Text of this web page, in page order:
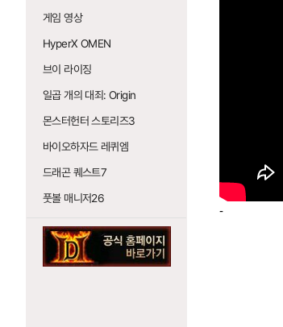
게임 영상
HyperX OMEN
브이 라이징
일곱 개의 대죄: Origin
몬스터헌터 스토리즈3
바이오하자드 레퀴엠
드래곤 퀘스트7
풋볼 매니저26
-